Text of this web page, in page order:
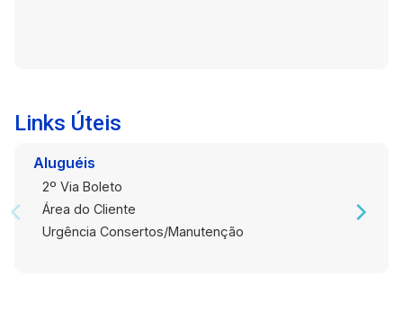
Links Úteis
Aluguéis
2º Via Boleto
Área do Cliente
Urgência Consertos/Manutenção